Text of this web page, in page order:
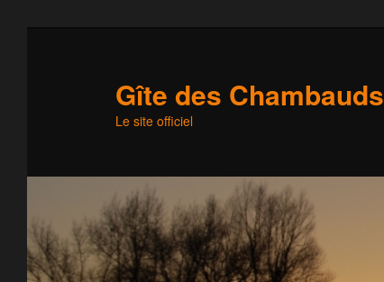
Gîte des Chambauds
Le site officiel